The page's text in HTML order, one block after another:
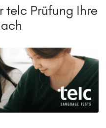
telc Prüfung Ihre